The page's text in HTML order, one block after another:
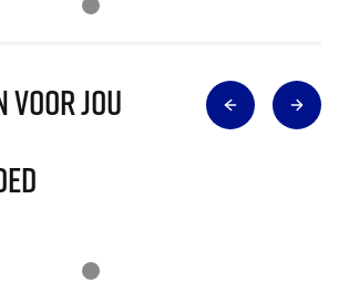
voor jou